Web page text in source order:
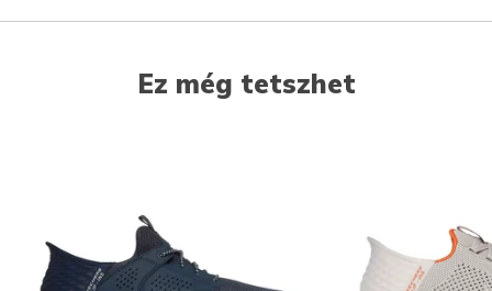
Ez még tetszhet